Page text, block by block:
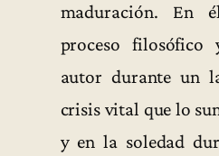
maduración. En
proceso
autor durante un
crisis vital que lo
y en la soledad